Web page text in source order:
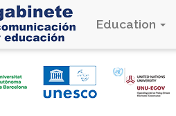
Education